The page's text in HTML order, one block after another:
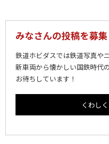
みなさんの投稿を募
鉄道ホビダスでは鉄道写真や
新車両から懐かしい国鉄時代
お待ちしています！
くわし